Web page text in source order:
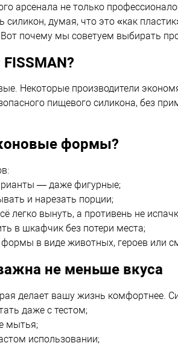
арсенала не только
силикон, думая, что это «как
Вот почему мы советуем выбирать
Некоторые производители
пищевого силикона, без
формы?
— даже фигурные;
и нарезать порции;
легко вынуть, а противень не
в шкафчик без потери места;
в виде животных, героев или
не меньше вкуса
делает вашу жизнь комфортнее.
даже с тестом;
мытья;
использовании;